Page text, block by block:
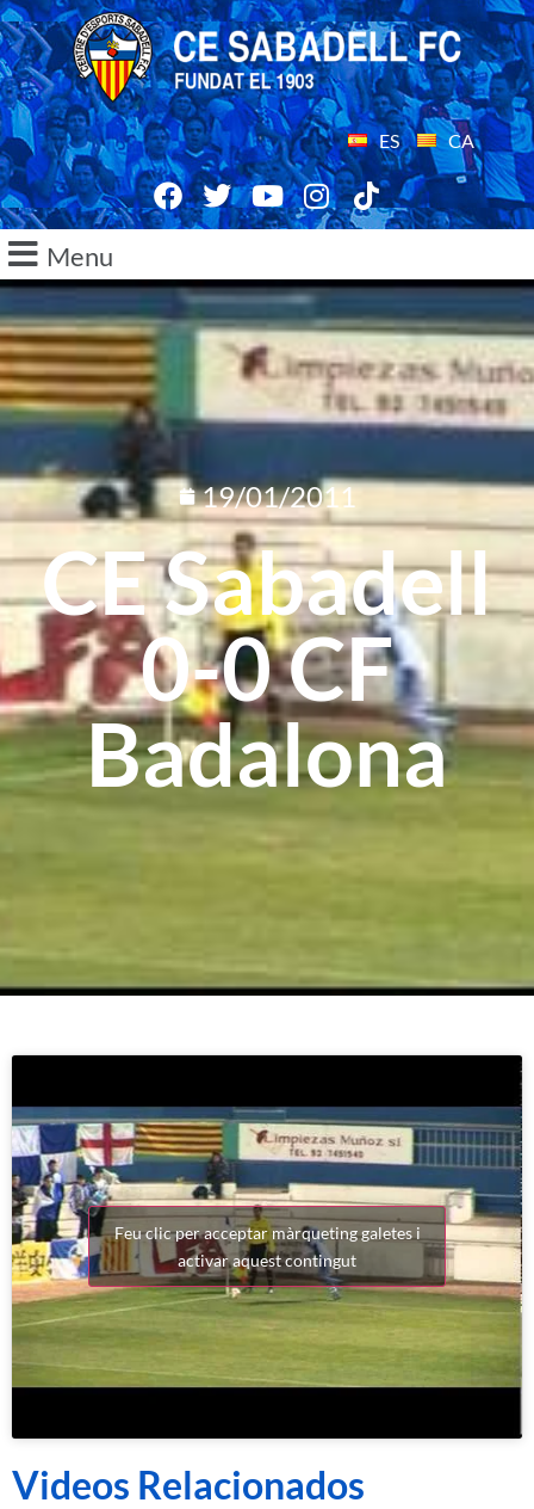
ES CA
Menu
19/01/2011
CE Sabadell
0-0 CF
Badalona
Feu clic per acceptar màrqueting galetes i
activar aquest contingut
Videos Relacionados